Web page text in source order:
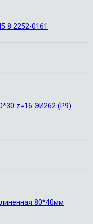
8 2252-0161
z=16 ЭИ262 (Р9)
80*40мм